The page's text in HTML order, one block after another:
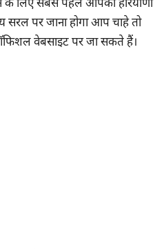
के लिए सबसे पहले आपको हरियाणा
सरल पर जाना होगा आप चाहे तो
वेबसाइट पर जा सकते हैं।